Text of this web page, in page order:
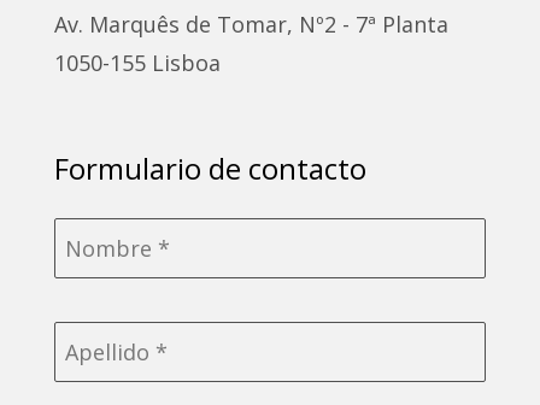
Av. Marquês de Tomar, Nº2 - 7ª Planta
1050-155 Lisboa
Formulario de contacto
Nombre